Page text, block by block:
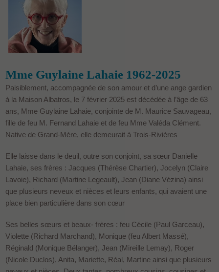
Mme Guylaine Lahaie 1962-2025
Paisiblement, accompagnée de son amour et d’une ange gardien
à la Maison Albatros, le 7 février 2025 est décédée à l’âge de 63
ans, Mme Guylaine Lahaie, conjointe de M. Maurice Sauvageau,
fille de feu M. Fernand Lahaie et de feu Mme Valéda Clément.
Native de Grand-Mère, elle demeurait à Trois-Rivières
Elle laisse dans le deuil, outre son conjoint, sa sœur Danielle
Lahaie, ses frères : Jacques (Thérèse Chartier), Jocelyn (Claire
Lavoie), Richard (Martine Legeault), Jean (Diane Vézina) ainsi
que plusieurs neveux et nièces et leurs enfants, qui avaient une
place bien particulière dans son cœur
Ses belles sœurs et beaux- frères : feu Cécile (Paul Garceau),
Violette (Richard Marchand), Monique (feu Albert Massé),
Réginald (Monique Bélanger), Jean (Mireille Lemay), Roger
(Nicole Duclos), Anita, Mariette, Réal, Martine ainsi que plusieurs